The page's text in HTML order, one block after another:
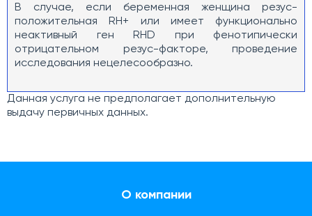
В случае, если беременная женщина резус-
положительная RH+ или имеет функционально
неактивный ген RHD при фенотипически
отрицательном резус-факторе, проведение
исследования нецелесообразно.
Данная услуга не предполагает дополнительную
выдачу первичных данных.
О компании